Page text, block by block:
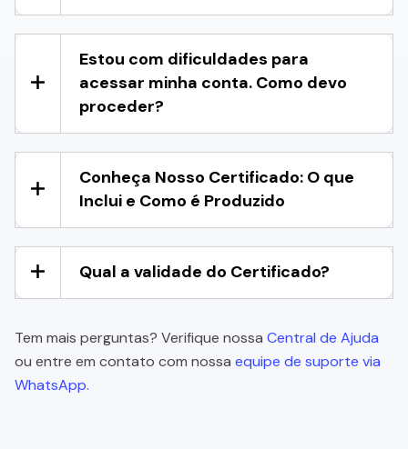
Estou com dificuldades para
acessar minha conta. Como devo
proceder?
Conheça Nosso Certificado: O que
Inclui e Como é Produzido
Qual a validade do Certificado?
Tem mais perguntas? Verifique nossa Central de Ajuda
ou entre em contato com nossa equipe de suporte via
WhatsApp.